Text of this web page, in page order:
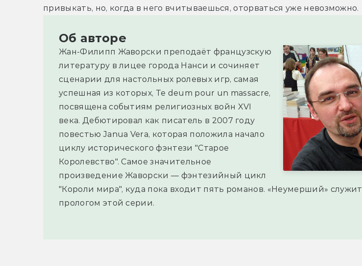
привыкать, но, когда в него вчитываешься, оторваться уже невозможно.
Об авторе
Жан-Филипп Жаворски преподаёт французскую
литературу в лицее города Нанси и сочиняет
сценарии для настольных ролевых игр, самая
успешная из которых, Te deum pour un massacre,
посвящена событиям религиозных войн XVI
века. Дебютировал как писатель в 2007 году
повестью Janua Vera, которая положила начало
циклу исторического фэнтези "Старое
Королевство". Самое значительное
произведение Жаворски — фэнтезийный цикл
"Короли мира", куда пока входит пять романов. «Неумерший» служит
прологом этой серии.